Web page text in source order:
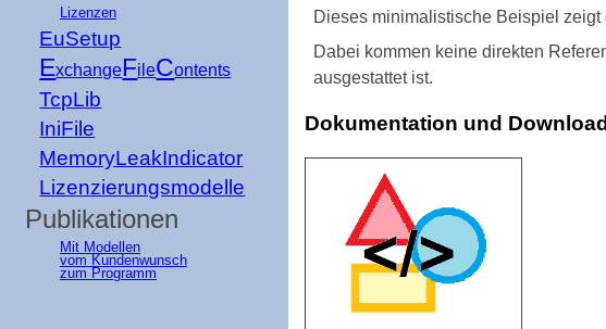
Dieses minimalistische Beispiel
Dabei kommen keine direkten
ausgestattet ist.
Dokumentation und Download
Lizenzen
EuSetup
ExchangeFileContents
TcpLib
IniFile
MemoryLeakIndicator
Lizenzierungsmodelle
Publikationen
Mit Modellen
vom Kundenwunsch
zum Programm